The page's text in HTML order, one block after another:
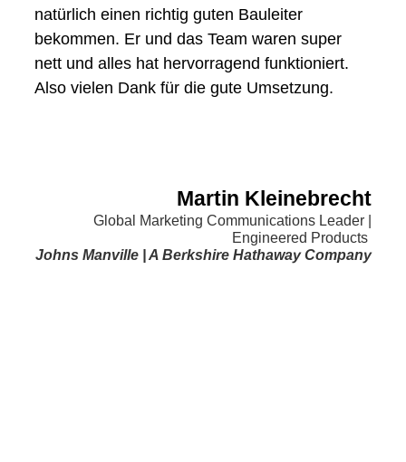
natürlich einen richtig guten Bauleiter
bekommen. Er und das Team waren super
nett und alles hat hervorragend funktioniert.
Also vielen Dank für die gute Umsetzung.
Martin Kleinebrecht
Global Marketing Communications Leader |
Engineered Products
Johns Manville | A Berkshire Hathaway Company